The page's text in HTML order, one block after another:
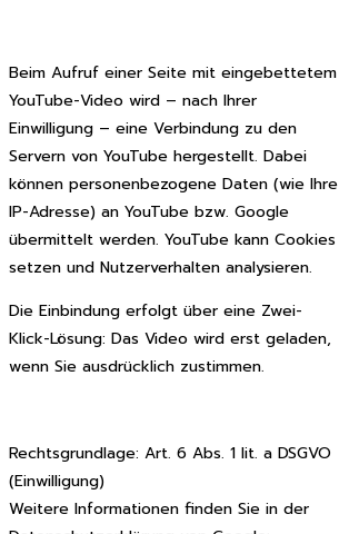
Beim Aufruf einer Seite mit eingebettetem
YouTube-Video wird – nach Ihrer
Einwilligung – eine Verbindung zu den
Servern von YouTube hergestellt. Dabei
können personenbezogene Daten (wie Ihre
IP-Adresse) an YouTube bzw. Google
übermittelt werden. YouTube kann Cookies
setzen und Nutzerverhalten analysieren.
Die Einbindung erfolgt über eine Zwei-
Klick-Lösung: Das Video wird erst geladen,
wenn Sie ausdrücklich zustimmen.
Rechtsgrundlage: Art. 6 Abs. 1 lit. a DSGVO
(Einwilligung)
Weitere Informationen finden Sie in der